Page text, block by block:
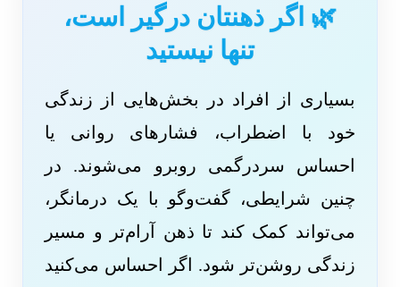
🌿 اگر ذهنتان درگیر است،
تنها نیستید
بسیاری از افراد در بخش‌هایی از زندگی
خود با اضطراب، فشارهای روانی یا
احساس سردرگمی روبرو می‌شوند. در
چنین شرایطی، گفت‌وگو با یک درمانگر،
می‌تواند کمک کند تا ذهن آرام‌تر و مسیر
زندگی روشن‌تر شود. اگر احساس می‌کنید